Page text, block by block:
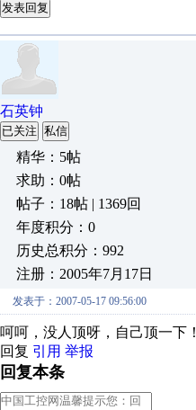
发表回复
石英钟
已关注 私信
精华：5帖
求助：0帖
帖子：18帖 | 1369回
年度积分：0
历史总积分：992
注册：2005年7月17日
发表于：2007-05-17 09:56:00
呵呵，没人顶呀，自己顶一下！
回复 引用 举报
回复本条